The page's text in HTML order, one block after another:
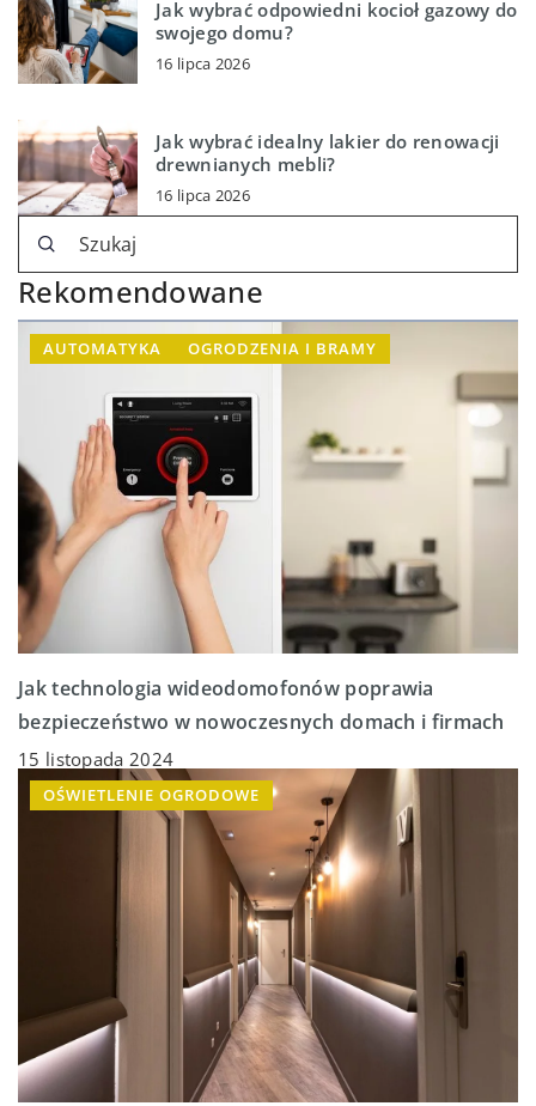
Jak wybrać odpowiedni kocioł gazowy do
swojego domu?
16 lipca 2026
Jak wybrać idealny lakier do renowacji
drewnianych mebli?
16 lipca 2026
Rekomendowane
AUTOMATYKA OGRODZENIA I BRAMY
Jak technologia wideodomofonów poprawia
bezpieczeństwo w nowoczesnych domach i firmach
15 listopada 2024
OŚWIETLENIE OGRODOWE